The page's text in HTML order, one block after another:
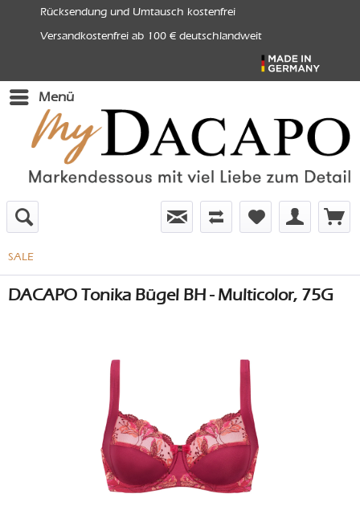
Rücksendung und Umtausch kostenfrei
Versandkostenfrei ab 100 € deutschlandweit
Menü
SALE
DACAPO Tonika Bügel BH - Multicolor, 75G